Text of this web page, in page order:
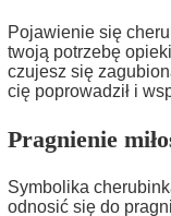
Pojawienie się
twoją potrzebę
czujesz się
cię poprowadził i
Pragnienie
Symbolika
odnosić się do